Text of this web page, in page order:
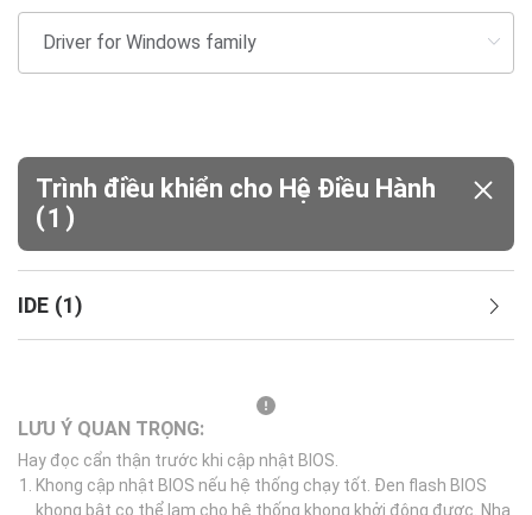
Trình điều khiển cho Hệ Điều Hành
(1 )
IDE (1)
LƯU Ý QUAN TRỌNG:
Hay đọc cẩn thận trước khi cập nhật BIOS.
Khong cập nhật BIOS nếu hệ thống chạy tốt. Đen flash BIOS
khong bật co thể lam cho hệ thống khong khởi động được. Nha